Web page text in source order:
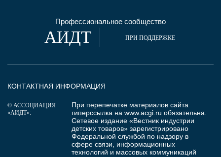
Профессиональное сообщество
АИДТ ПРИ ПОДДЕРЖКЕ
КОНТАКТНАЯ ИНФОРМАЦИЯ
© АССОЦИАЦИЯ
«АИДТ»:
При перепечатке материалов сайта
гиперссылка на www.acgi.ru обязательна.
Сетевое издание «Вестник индустрии
детских товаров» зарегистрировано
Федеральной службой по надзору в
сфере связи, информационных
технологий и массовых коммуникаций